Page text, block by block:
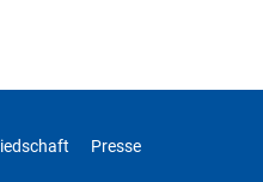
Presse